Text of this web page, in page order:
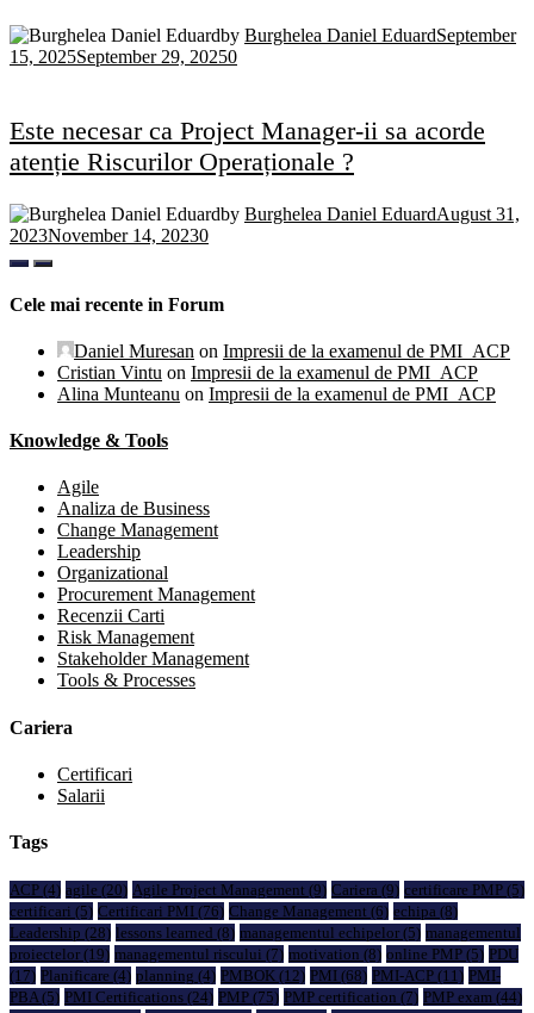
by Burghelea Daniel EduardSeptember
15, 2025September 29, 20250
Este necesar ca Project Manager-ii sa acorde
atenție Riscurilor Operaționale ?
by Burghelea Daniel EduardAugust 31,
2023November 14, 20230
Cele mai recente in Forum
Daniel Muresan on Impresii de la examenul de PMI_ACP
Cristian Vintu on Impresii de la examenul de PMI_ACP
Alina Munteanu on Impresii de la examenul de PMI_ACP
Knowledge & Tools
Agile
Analiza de Business
Change Management
Leadership
Organizational
Procurement Management
Recenzii Carti
Risk Management
Stakeholder Management
Tools & Processes
Cariera
Certificari
Salarii
Tags
ACP (4) agile (20) Agile Project Management (9) Cariera (9) certificare PMP (5)
certificari (5) Certificari PMI (76) Change Management (6) echipa (8)
Leadership (28) lessons learned (8) managementul echipelor (5) managementul
proiectelor (19) managementul riscului (7) motivation (8) online PMP (5) PDU
(17) Planificare (4) planning (4) PMBOK (12) PMI (68) PMI-ACP (11) PMI-
PBA(5) PMI Certifications (24) PMP (75) PMP certification (7) PMP exam (44)